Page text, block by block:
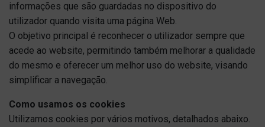
informações que são guardadas no dispositivo do
utilizador quando visita uma página Web.
O objetivo principal é reconhecer o utilizador sempre que
acede ao website, permitindo também melhorar a qualidade
do mesmo e oferecer um melhor uso do website, visando
simplificar a navegação.
Como usamos os cookies
Utilizamos cookies por vários motivos, detalhados abaixo.